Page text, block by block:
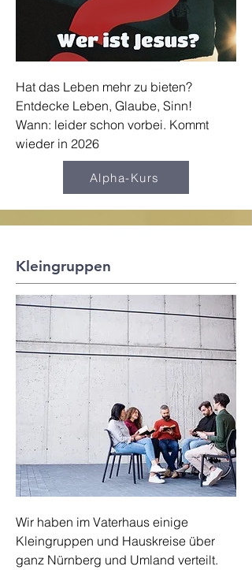
Hat das Leben mehr zu bieten?
Entdecke Leben, Glaube, Sinn!
Wann: leider schon vorbei. Kommt
wieder in 2026
Alpha-Kurs
Kleingruppen
Wir haben im Vaterhaus einige
Kleingruppen und Hauskreise über
ganz Nürnberg und Umland verteilt.